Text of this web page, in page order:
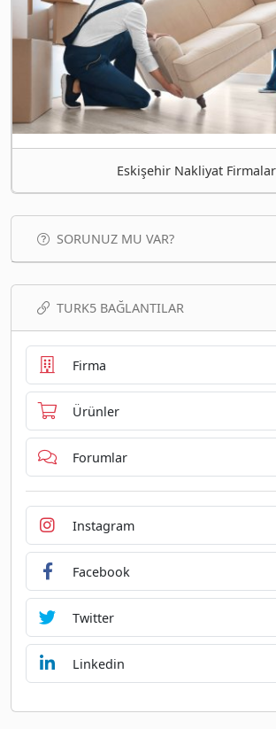
Eskişehir Nakliyat
SORUNUZ MU VAR?
TURK5 BAĞLANTILAR
Firma
Ürünler
Forumlar
Instagram
Facebook
Twitter
Linkedin